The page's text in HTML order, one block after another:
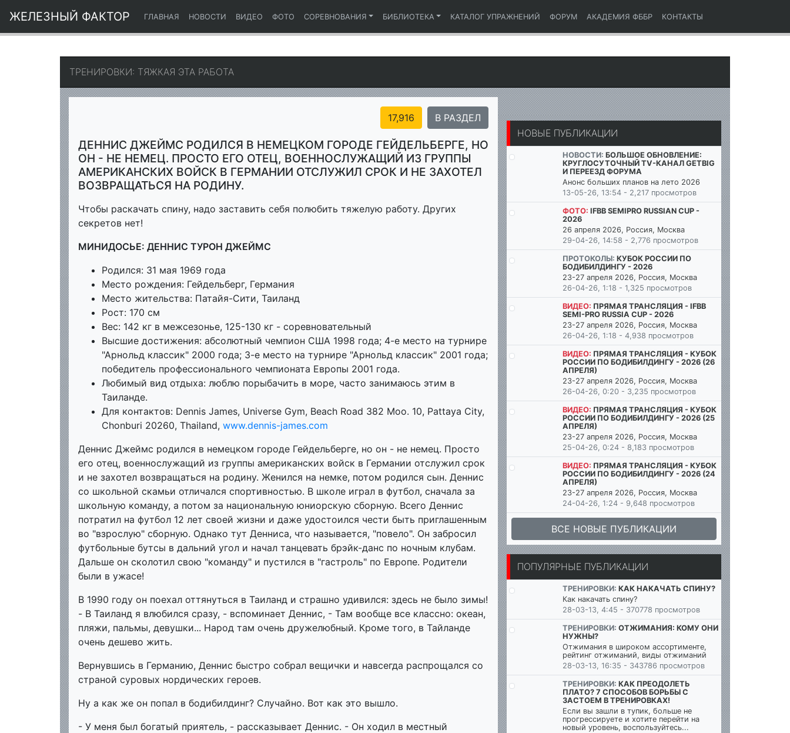
ЖЕЛЕЗНЫЙ ФАКТОР ГЛАВНАЯ (CURRENT)
НОВОСТИ ВИДЕО ФОТО СОРЕВНОВАНИЯ БИБЛИОТЕКА КАТАЛОГ УПРАЖНЕНИЙ ФОРУМ АКАДЕМИЯ ФББР КОНТАКТЫ
ТРЕНИРОВКИ: ТЯЖКАЯ ЭТА РАБОТА
17,916 В РАЗДЕЛ
ДЕННИС ДЖЕЙМС РОДИЛСЯ В НЕМЕЦКОМ ГОРОДЕ ГЕЙДЕЛЬБЕРГЕ, НО
ОН - НЕ НЕМЕЦ. ПРОСТО ЕГО ОТЕЦ, ВОЕННОСЛУЖАЩИЙ ИЗ ГРУППЫ
АМЕРИКАНСКИХ ВОЙСК В ГЕРМАНИИ ОТСЛУЖИЛ СРОК И НЕ ЗАХОТЕЛ
ВОЗВРАЩАТЬСЯ НА РОДИНУ.
Чтобы раскачать спину, надо заставить себя полюбить тяжелую работу. Других
секретов нет!
МИНИДОСЬЕ: ДЕННИС ТУРОН ДЖЕЙМС
Родился: 31 мая 1969 года
Место рождения: Гейдельберг, Германия
Место жительства: Патайя-Сити, Таиланд
Рост: 170 см
Вес: 142 кг в межсезонье, 125-130 кг - соревновательный
Высшие достижения: абсолютный чемпион США 1998 года; 4-е место на турнире
"Арнольд классик" 2000 года; 3-е место на турнире "Арнольд классик" 2001 года;
победитель профессионального чемпионата Европы 2001 года.
Любимый вид отдыха: люблю порыбачить в море, часто занимаюсь этим в
Таиланде.
Для контактов: Dennis James, Universe Gym, Beach Road 382 Moo. 10, Pattaya City,
Chonburi 20260, Thailand, www.dennis-james.com
Деннис Джеймс родился в немецком городе Гейдельберге, но он - не немец. Просто
его отец, военнослужащий из группы американских войск в Германии отслужил срок
и не захотел возвращаться на родину. Женился на немке, потом родился сын. Деннис
со школьной скамьи отличался спортивностью. В школе играл в футбол, сначала за
школьную команду, а потом за национальную юниорскую сборную. Всего Деннис
потратил на футбол 12 лет своей жизни и даже удостоился чести быть приглашенным
во "взрослую" сборную. Однако тут Денниса, что называется, "повело". Он забросил
футбольные бутсы в дальний угол и начал танцевать брэйк-данс по ночным клубам.
Дальше он сколотил свою "команду" и пустился в "гастроль" по Европе. Родители
были в ужасе!
В 1990 году он поехал оттянуться в Таиланд и страшно удивился: здесь не было зимы!
- В Таиланд я влюбился сразу, - вспоминает Деннис, - Там вообще все классно: океан,
пляжи, пальмы, девушки... Народ там очень дружелюбный. Кроме того, в Тайланде
очень дешево жить.
Вернувшись в Германию, Деннис быстро собрал вещички и навсегда распрощался со
страной суровых нордических героев.
Ну а как же он попал в бодибилдинг? Случайно. Вот как это вышло.
- У меня был богатый приятель, - рассказывает Деннис. - Он ходил в местный
НОВЫЕ ПУБЛИКАЦИИ
НОВОСТИ: БОЛЬШОЕ ОБНОВЛЕНИЕ:
КРУГЛОСУТОЧНЫЙ TV-КАНАЛ GETBIG
И ПЕРЕЕЗД ФОРУМА
Анонс больших планов на лето 2026
13-05-26, 13:54 - 2,217 просмотров
ФОТО: IFBB SEMIPRO RUSSIAN CUP -
2026
26 апреля 2026, Россия, Москва
29-04-26, 14:58 - 2,776 просмотров
ПРОТОКОЛЫ: КУБОК РОССИИ ПО
БОДИБИЛДИНГУ - 2026
23-27 апреля 2026, Россия, Москва
26-04-26, 1:18 - 1,325 просмотров
ВИДЕО: ПРЯМАЯ ТРАНСЛЯЦИЯ - IFBB
SEMI-PRO RUSSIA CUP - 2026
23-27 апреля 2026, Россия, Москва
26-04-26, 1:18 - 4,938 просмотров
ВИДЕО: ПРЯМАЯ ТРАНСЛЯЦИЯ - КУБОК
РОССИИ ПО БОДИБИЛДИНГУ - 2026 (26
АПРЕЛЯ)
23-27 апреля 2026, Россия, Москва
26-04-26, 0:20 - 3,235 просмотров
ВИДЕО: ПРЯМАЯ ТРАНСЛЯЦИЯ - КУБОК
РОССИИ ПО БОДИБИЛДИНГУ - 2026 (25
АПРЕЛЯ)
23-27 апреля 2026, Россия, Москва
25-04-26, 0:24 - 8,183 просмотров
ВИДЕО: ПРЯМАЯ ТРАНСЛЯЦИЯ - КУБОК
РОССИИ ПО БОДИБИЛДИНГУ - 2026 (24
АПРЕЛЯ)
23-27 апреля 2026, Россия, Москва
24-04-26, 1:24 - 9,648 просмотров
ВСЕ НОВЫЕ ПУБЛИКАЦИИ
ПОПУЛЯРНЫЕ ПУБЛИКАЦИИ
ТРЕНИРОВКИ: КАК НАКАЧАТЬ СПИНУ?
Как накачать спину?
28-03-13, 4:45 - 370778 просмотров
ТРЕНИРОВКИ: ОТЖИМАНИЯ: КОМУ ОНИ
НУЖНЫ?
Отжимания в широком ассортименте,
рейтинг отжиманий, виды отжиманий
28-03-13, 16:35 - 343786 просмотров
ТРЕНИРОВКИ: КАК ПРЕОДОЛЕТЬ
ПЛАТО? 7 СПОСОБОВ БОРЬБЫ С
ЗАСТОЕМ В ТРЕНИРОВКАХ!
Если вы зашли в тупик, больше не
прогрессируете и хотите перейти на
новый уровень, воспользуйтесь...